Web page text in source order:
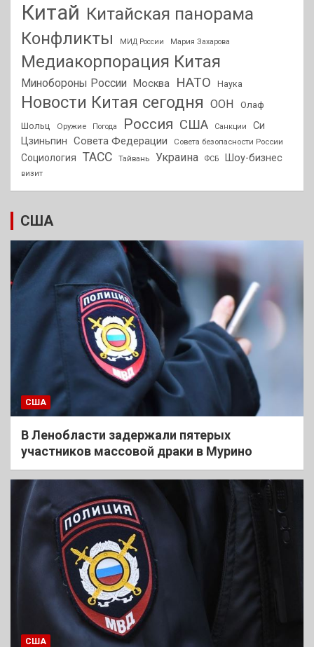
Китай Китайская панорама
Конфликты
МИД России Мария Захарова
Медиакорпорация Китая
Минобороны России Москва НАТО Наука
Новости Китая сегодня ООН
Олаф
Шольц
Оружие Погода Россия США Санкции
Си
Цзиньпин Совета Федерации Совета безопасности России
Социология ТАСС Тайвань Украина ФСБ Шоу-бизнес
визит
США
США
В Ленобласти задержали пятерых
участников массовой драки в Мурино
США